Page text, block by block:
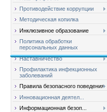
Противодействие коррупции
Методическая копилка
Инклюзивное образование
Политика обработки
персональных данных
Наставничество
Профилактика инфекционных
заболеваний
Правила безопасного поведения
Инновационная деятел...
Информационная безоп...